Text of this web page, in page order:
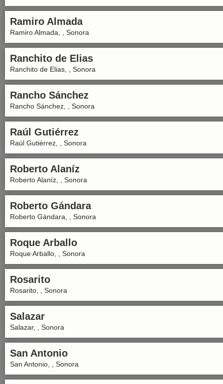
Ramiro Almada
Ramiro Almada, , Sonora
Ranchito de Elias
Ranchito de Elias, , Sonora
Rancho Sánchez
Rancho Sánchez, , Sonora
Raúl Gutiérrez
Raúl Gutiérrez, , Sonora
Roberto Alaníz
Roberto Alaníz, , Sonora
Roberto Gándara
Roberto Gándara, , Sonora
Roque Arballo
Roque Arballo, , Sonora
Rosarito
Rosarito, , Sonora
Salazar
Salazar, , Sonora
San Antonio
San Antonio, , Sonora